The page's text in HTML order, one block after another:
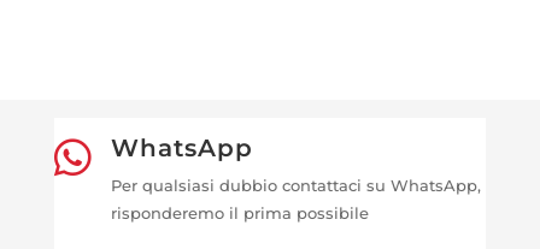
 WhatsApp
Per qualsiasi dubbio contattaci su WhatsApp,
risponderemo il prima possibile